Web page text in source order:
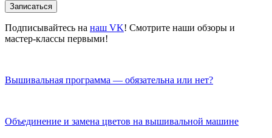
Записаться
Подписывайтесь на наш VK! Смотрите наши обзоры и
мастер-классы первыми!
Вышивальная программа — обязательна или нет?
Объединение и замена цветов на вышивальной машине